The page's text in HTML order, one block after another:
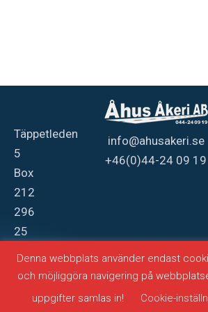
Täppetleden
5
Box
212
296
25
Åhus
info@ahusakeri.se
+46(0)44-24 09 19
Denna webbplats använder endast
och möjliggöra navigering på
uppgifter samlas in!
Cookie-